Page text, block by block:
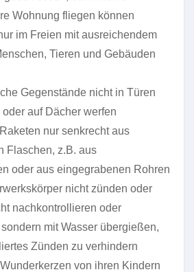
Wohnung fliegen können
im Freien mit ausreichendem
Tieren und Gebäuden
Gegenstände nicht in Türen
auf Dächer werfen
nur senkrecht aus
Flaschen, z.B. aus
oder aus eingegrabenen Rohren
nicht zünden oder
nachkontrollieren oder
mit Wasser übergießen,
Zünden zu verhindern
von ihren Kindern